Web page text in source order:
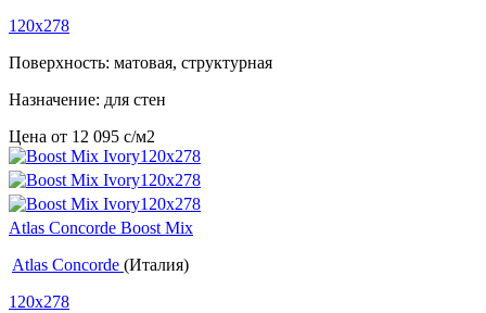
120x278
Поверхность: матовая, структурная
Назначение: для стен
Цена от 12 095 c/м2
Atlas Concorde Boost Mix
Atlas Concorde (Италия)
120x278